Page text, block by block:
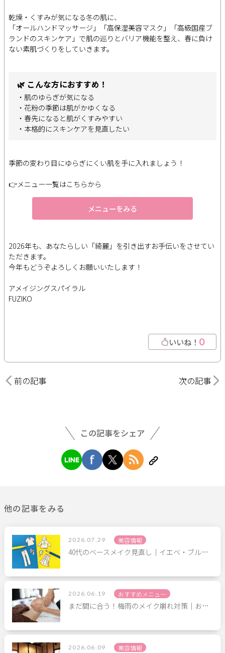
乾燥・くすみが気になる冬の肌に、
「オールハンドマッサージ」「高保湿美容マスク」「高級国産ブ
ランドのスキンケア」で肌の巡りとバリア機能を整え、春に負け
ない素肌づくりをしていきます。
🌿 こんな方におすすめ！
・肌のゆらぎが気になる
・花粉の季節は肌がかゆくなる
・春先になると肌がくすみやすい
・本格的にスキンケアを見直したい
季節の変わり目にゆらぎにくい肌を手に入れましょう！
👉メニュー一覧はこちらから
メニューをみる
2026年も、あなたらしい「綺麗」を引き出すお手伝いをさせてい
ただきます。
今年もどうぞよろしくお願いいたします！
アメイジングスパイラル
FUZIKO
いいね！ 0
前の記事 次の記事
この記事をシェア
他の記事をみる
2026.07.29 美容情報
40代のベースメイク見直し｜イエベ・ブル…
2026.06.19 おすすめメニュー
まだ間に合う！梅雨のメイク崩れ対策｜お…
2026.06.09 美容情報